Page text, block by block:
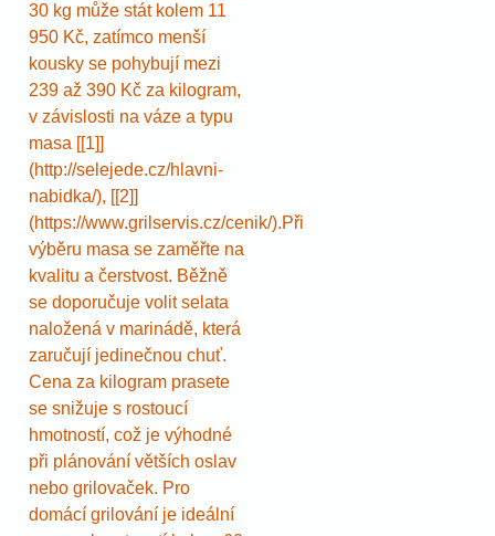
30 kg může stát kolem 11
950 Kč, zatímco menší
kousky se pohybují mezi
239 až 390 Kč za kilogram,
v závislosti na váze a typu
masa [[1]]
(http://selejede.cz/hlavni-
nabidka/), [[2]]
(https://www.grilservis.cz/cenik/).Při
výběru masa se zaměřte na
kvalitu a čerstvost. Běžně
se doporučuje volit selata
naložená v marinádě, která
zaručují jedinečnou chuť.
Cena za kilogram prasete
se snižuje s rostoucí
hmotností, což je výhodné
při plánování větších oslav
nebo grilovaček. Pro
domácí grilování je ideální